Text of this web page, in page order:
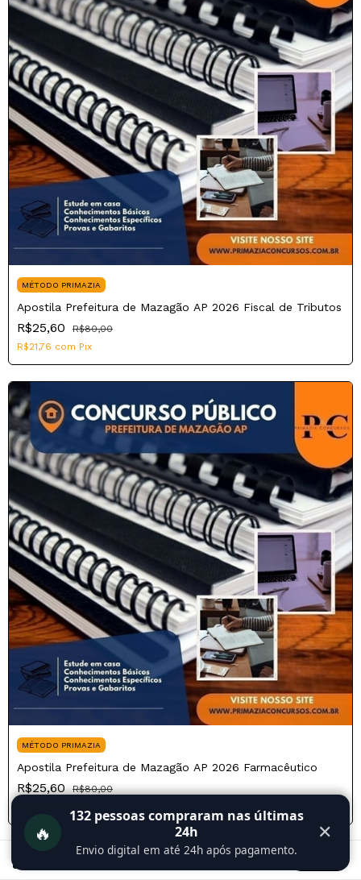
Ao navegar por este sitevocê aceita o uso de
cookies
MÉTODO PRIMAZIA
Apostila Prefeitura de Mazagão AP 2026 Fiscal de Tributos
R$25,60
R$80,00
R$21,76 com Pix
MÉTODO PRIMAZIA
Apostila Prefeitura de Mazagão AP 2026 Farmacêutico
R$25,60 R$80,00
🔥
132 pessoas compraram nas últimas
24h
Envio digital em até 24h após pagamento.
✕